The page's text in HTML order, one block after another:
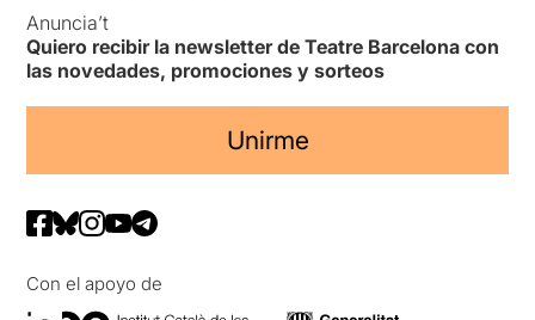
Anuncia’t
Quiero recibir la newsletter de Teatre Barcelona con
las novedades, promociones y sorteos
Unirme
Con el apoyo de